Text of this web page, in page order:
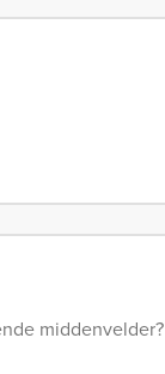
middenvelder?